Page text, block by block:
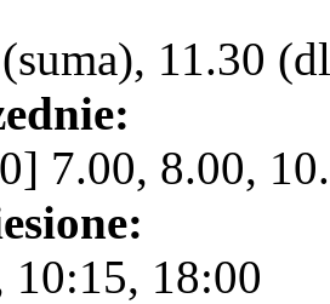
11.30
7.00, 8.00,
10:15, 18:00